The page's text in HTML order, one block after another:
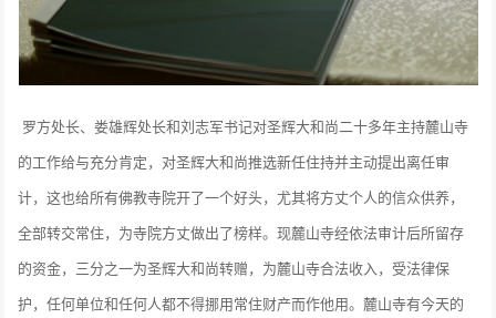
罗方处长、娄雄辉处长和刘志军书记对圣辉大和尚二十多年主持麓山寺
的工作给与充分肯定，对圣辉大和尚推选新任住持并主动提出离任审
计，这也给所有佛教寺院开了一个好头，尤其将方丈个人的信众供养，
全部转交常住，为寺院方丈做出了榜样。现麓山寺经依法审计后所留存
的资金，三分之一为圣辉大和尚转赠，为麓山寺合法收入，受法律保
护，任何单位和任何人都不得挪用常住财产而作他用。麓山寺有今天的